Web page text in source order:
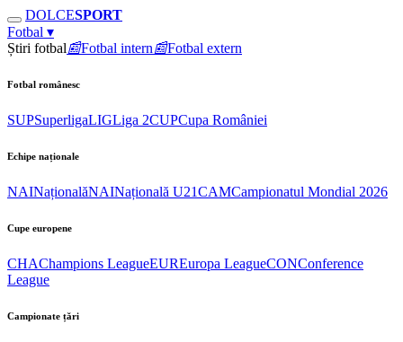
DOLCESPORT
Fotbal ▾
Știri fotbal📰Fotbal intern📰Fotbal extern
Fotbal românesc
SUPSuperligaLIGLiga 2CUPCupa României
Echipe naționale
NAINaționalăNAINațională U21CAMCampionatul Mondial 2026
Cupe europene
CHAChampions LeagueEUREuropa LeagueCONConference
League
Campionate țări